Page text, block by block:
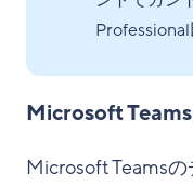
Microsoft
Microsoft Teams